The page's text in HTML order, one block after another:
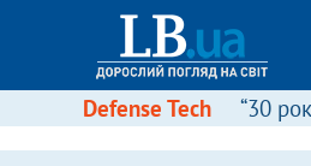
Defense Tech “30